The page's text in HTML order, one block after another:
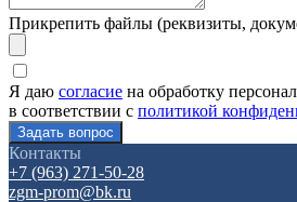
Прикрепить файлы (реквизиты,
Я даю согласие на обработку
в соответствии с политикой
Контакты
+7 (963) 271-50-28
zgm-prom@bk.ru